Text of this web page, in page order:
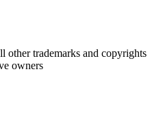
other trademarks and copyrights
owners